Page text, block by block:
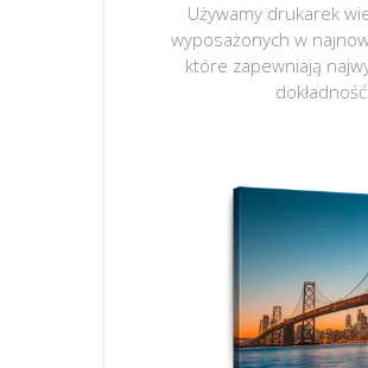
Używamy drukarek
wyposażonych w
które zapewniają